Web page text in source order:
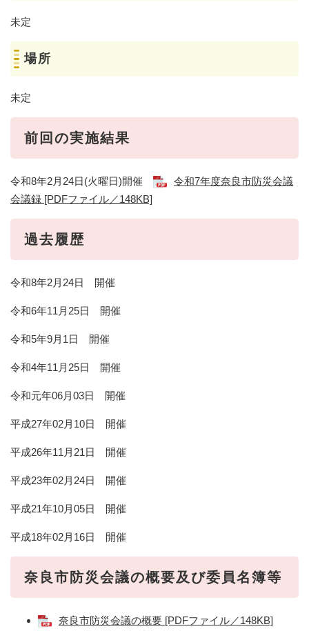
未定
場所
未定
前回の実施結果
令和8年2月24日(火曜日)開催
令和7年度奈良市防災会議
会議録 [PDFファイル／148KB]
過去履歴
令和8年2月24日 開催
​令和6年11月25日 開催
令和5年9月1日 開催
令和4年11月25日 開催
令和元年06月03日 開催
平成27年02月10日 開催
平成26年11月21日 開催
平成23年02月24日 開催
平成21年10月05日 開催
平成18年02月16日 開催
奈良市防災会議の概要及び委員名簿等
奈良市防災会議の概要 [PDFファイル／148KB]